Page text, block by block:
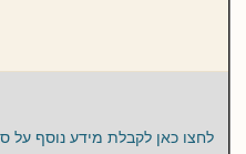
לחצו כאן לקבלת מידע נוסף על